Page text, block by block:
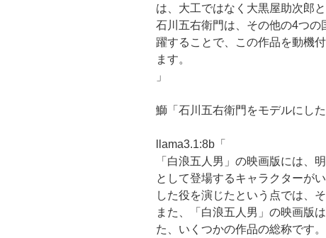
は、大工ではなく大黒屋助次郎
石川五右衛門は、その他の4つ
躍することで、この作品を動機
ます。
」
鰤「石川五右衛門をモデルにし
llama3.1:8b「
「白浪五人男」の映画版には、
として登場するキャラクターが
した役を演じたという点では、
また、「白浪五人男」の映画版
た、いくつかの作品の総称です